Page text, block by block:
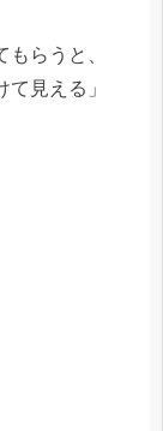
らうと、
見える」